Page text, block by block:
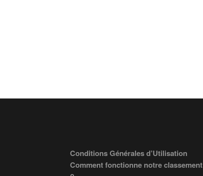
Conditions Générales d’Utilisation
Comment fonctionne notre classement